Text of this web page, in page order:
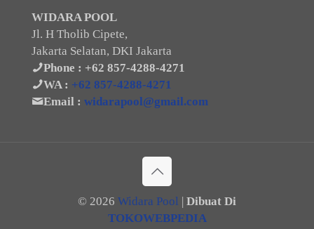
WIDARA POOL
Jl. H Tholib Cipete,
Jakarta Selatan, DKI Jakarta
Phone : +62 857-4288-4271
WA : +62 857-4288-4271
Email : widarapool@gmail.com
© 2026 Widara Pool
Dibuat Di
TOKOWEBPEDIA